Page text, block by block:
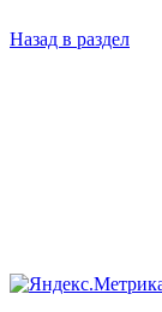
Назад в раздел